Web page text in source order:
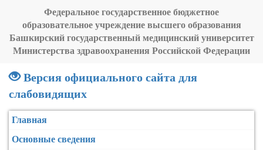
Федеральное государственное бюджетное
образовательное учреждение высшего образования
Башкирский государственный медицинский университет
Министерства здравоохранения Российской Федерации
Версия официального сайта для
слабовидящих
Главная
Основные сведения